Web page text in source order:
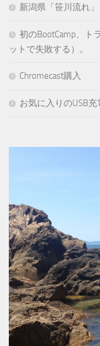
新潟県「笹川流れ」
初のBootCamp、ト
ットで失敗する）。
Chromecast購入
お気に入りのUSB充